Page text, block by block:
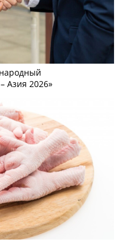
Азия 2026»